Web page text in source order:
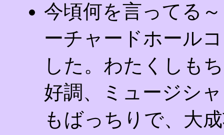
今頃何を言ってる
ーチャードホール
した。わたくしも
好調、ミュージシ
もばっちりで、大